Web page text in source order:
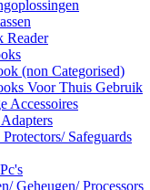
Reader
(non Categorised)
Voor Thuis Gebruik
Accessoires
Protectors/ Safeguards
Geheugen/ Processors